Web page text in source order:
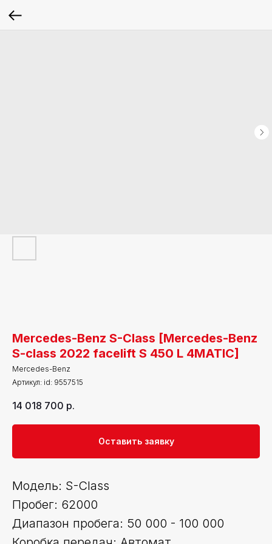
Mercedes-Benz S-Class [Mercedes-Benz
S-class 2022 facelift S 450 L 4MATIC]
Mercedes-Benz
Артикул: id: 9557515
14 018 700 р.
Оставить заявку
Модель: S-Class
Пробег: 62000
Диапазон пробега: 50 000 - 100 000